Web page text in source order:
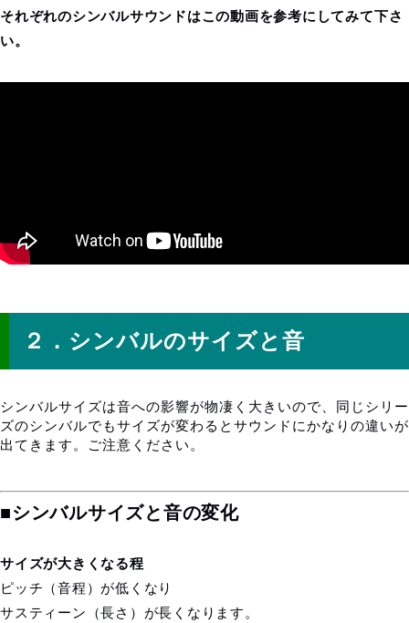
それぞれのシンバルサウンドはこの動画を参考にしてみて下さ
い。
２．シンバルのサイズと音
シンバルサイズは音への影響が物凄く大きいので、同じシリー
ズのシンバルでもサイズが変わるとサウンドにかなりの違いが
出てきます。ご注意ください。
■シンバルサイズと音の変化
サイズが大きくなる程
ピッチ（音程）が低くなり
サスティーン（長さ）が長くなります。